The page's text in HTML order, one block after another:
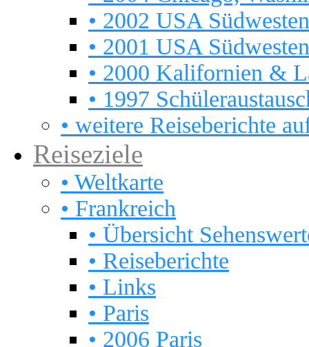
• 2002 USA Südwesten
• 2001 USA Südwesten
• 2000 Kalifornien &
• 1997
• weitere Reiseberichte
Reiseziele
• Weltkarte
• Frankreich
• Übersicht
• Reiseberichte
• Links
• Paris
• 2006 Paris